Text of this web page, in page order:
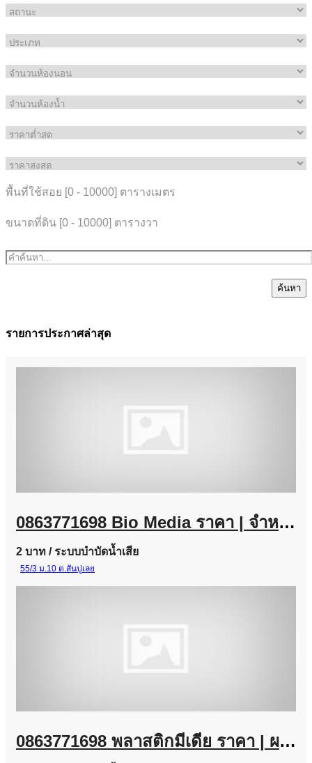
พื้นที่ใช้สอย [0 - 10000] ตารางเมตร
ขนาดที่ดิน [0 - 10000] ตารางวา
ค้นหา
รายการประกาศล่าสุด
0863771698 Bio Media ราคา | จำหน่ายไบโอมีเดีย พลาสติกมีเดีย ราคาจากโรงงาน
2 บาท / ระบบบำบัดน้ำเสีย
55/3 ม.10 ต.สันปูเลย
0863771698 พลาสติกมีเดีย ราคา | ผลิต จำหน่าย Plastic Media